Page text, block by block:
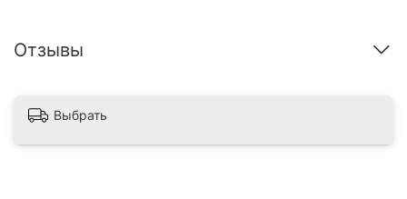
Отзывы
Выбрать